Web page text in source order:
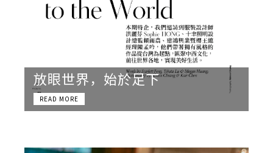
放眼世界，始於足下